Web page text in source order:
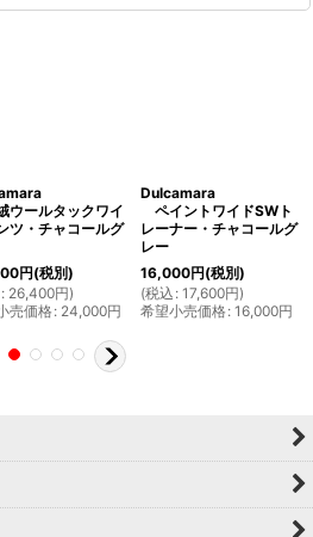
ウールタックワイ
ツ・チャコールグ
円(税別)
: 26,400円)
売価格: 24,000円
Dulcamara
ペイントワイドSWト
レーナー・チャコールグ
レー
16,000円(税別)
(税込 : 17,600円)
希望小売価格: 16,000円